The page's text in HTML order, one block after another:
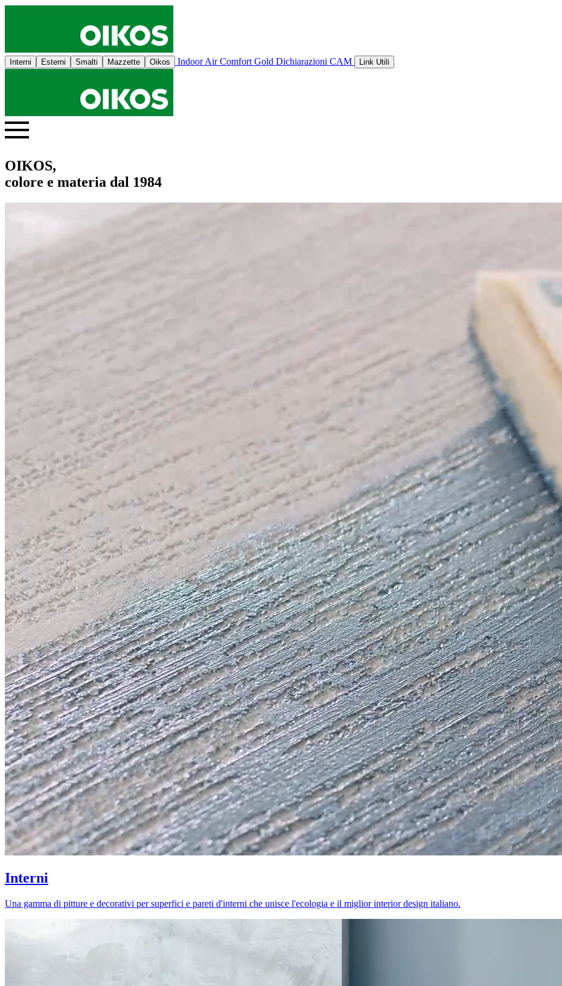
Interni Esterni Smalti Mazzette Oikos Indoor Air Comfort Gold Dichiarazioni CAM Link Utili
OIKOS,
colore e materia dal 1984
Interni
Una gamma di pitture e decorativi per superfici e pareti d'interni che unisce l'ecologia e il miglior interior design italiano.